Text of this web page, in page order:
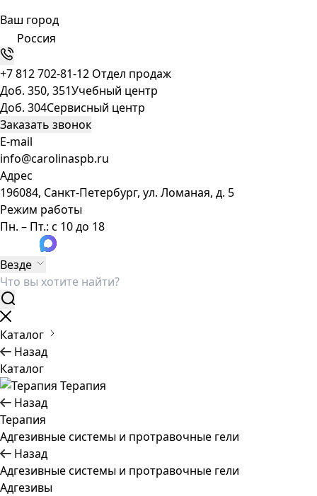
Ваш город
Россия
+7 812 702-81-12 Отдел продаж
Доб. 350, 351Учебный центр
Доб. 304Сервисный центр
Заказать звонок
E-mail
info@carolinaspb.ru
Адрес
196084, Санкт-Петербург, ул. Ломаная, д. 5
Режим работы
Пн. – Пт.: с 10 до 18
Везде
Каталог
Назад
Каталог
Терапия
Назад
Терапия
Адгезивные системы и протравочные гели
Назад
Адгезивные системы и протравочные гели
Адгезивы